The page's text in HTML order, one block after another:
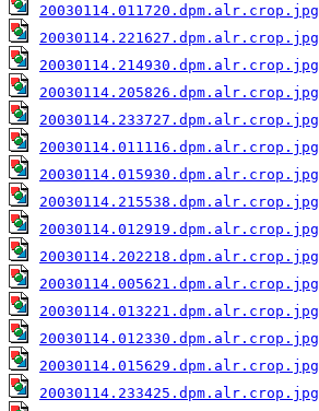
20030114.011720.dpm.alr.crop.jpg
20030114.221627.dpm.alr.crop.jpg
20030114.214930.dpm.alr.crop.jpg
20030114.205826.dpm.alr.crop.jpg
20030114.233727.dpm.alr.crop.jpg
20030114.011116.dpm.alr.crop.jpg
20030114.015930.dpm.alr.crop.jpg
20030114.215538.dpm.alr.crop.jpg
20030114.012919.dpm.alr.crop.jpg
20030114.202218.dpm.alr.crop.jpg
20030114.005621.dpm.alr.crop.jpg
20030114.013221.dpm.alr.crop.jpg
20030114.012330.dpm.alr.crop.jpg
20030114.015629.dpm.alr.crop.jpg
20030114.233425.dpm.alr.crop.jpg